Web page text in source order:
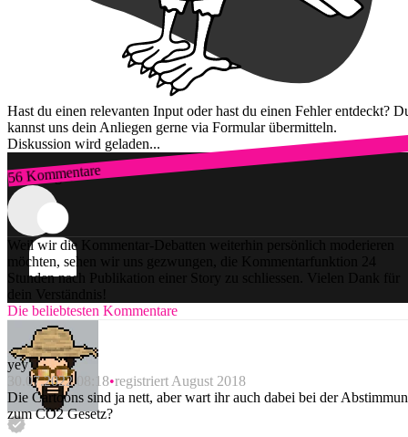
Hast du einen relevanten Input oder hast du einen Fehler entdeckt?
kannst uns dein Anliegen gerne via Formular übermitteln.
Diskussion wird geladen...
56 Kommentare
Zum Login
Weil wir die Kommentar-Debatten weiterhin persönlich moderieren
möchten, sehen wir uns gezwungen, die Kommentarfunktion 24
Stunden nach Publikation einer Story zu schliessen. Vielen Dank für
dein Verständnis!
Die beliebtesten Kommentare
yey
30.07.2022 08:18 registriert August 2018
Die Cartoons sind ja nett, aber wart ihr auch dabei bei der
zum CO2 Gesetz?